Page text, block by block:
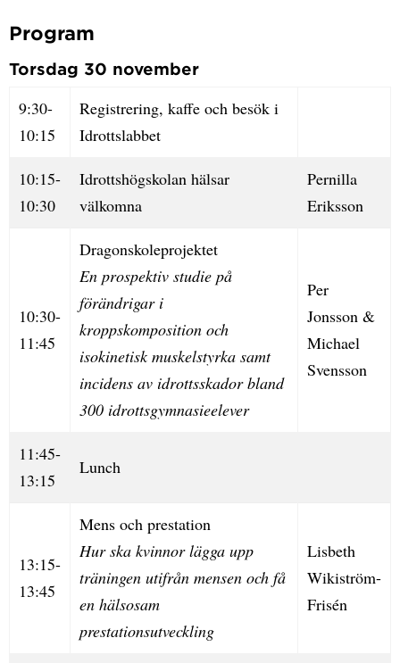
Program
Torsdag 30 november
9:30-
10:15
Registrering, kaffe och besök i
Idrottslabbet
10:15-
10:30
Idrottshögskolan hälsar
välkomna
Pernilla
Eriksson
10:30-
11:45
Dragonskoleprojektet
En prospektiv studie på
förändrigar i
kroppskomposition och
isokinetisk muskelstyrka samt
incidens av idrottsskador bland
300 idrottsgymnasieelever
Per
Jonsson &
Michael
Svensson
11:45-
13:15
Lunch
13:15-
13:45
Mens och prestation
Hur ska kvinnor lägga upp
träningen utifrån mensen och få
en hälsosam
prestationsutveckling
Lisbeth
Wikiström-
Frisén